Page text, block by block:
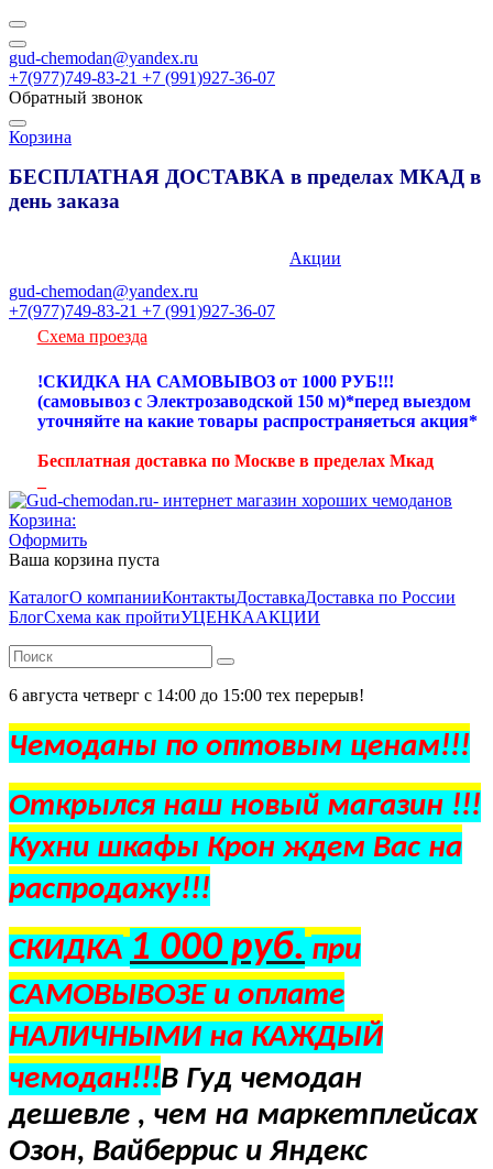
gud-chemodan@yandex.ru
+7(977)749-83-21 +7 (991)927-36-07
Обратный звонок
Корзина
БЕСПЛАТНАЯ ДОСТАВКА в пределах МКАД в
день заказа
Акции
gud-chemodan@yandex.ru
+7(977)749-83-21 +7 (991)927-36-07
Схема проезда
!СКИДКА НА САМОВЫВОЗ от 1000 РУБ!!!
(самовывоз с Электрозаводской 150 м)*перед выездом
уточняйте на какие товары распространяеться акция*
Бесплатная доставка по Москве в пределах Мкад
Корзина:
Оформить
Ваша корзина пуста
КаталогО компанииКонтактыДоставкаДоставка по России
БлогСхема как пройтиУЦЕНКААКЦИИ
6 августа четверг с 14:00 до 15:00 тех перерыв!
Чемоданы по оптовым ценам!!!
Открылся наш новый магазин !!!
Кухни шкафы Крон ждем Вас на
распродажу!!!
СКИДКА 1 000 руб. при
САМОВЫВОЗЕ и оплате
НАЛИЧНЫМИ на КАЖДЫЙ
чемодан!!!В Гуд чемодан
дешевле , чем на маркетплейсах
Озон, Вайберрис и Яндекс